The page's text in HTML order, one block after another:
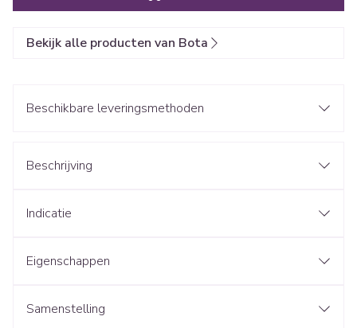
Bekijk alle producten van Bota
Beschikbare leveringsmethoden
Beschrijving
Indicatie
Eigenschappen
Samenstelling